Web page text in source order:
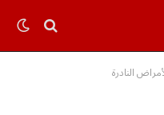
النادرة